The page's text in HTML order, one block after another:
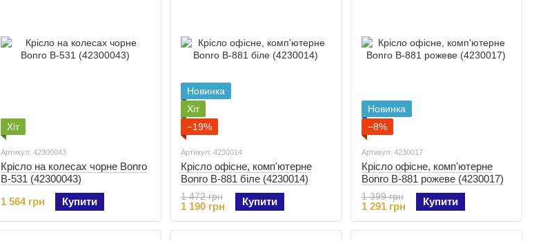
Хіт
Артикул: 42300043
Крісло на колесах чорне Bonro
B-531 (42300043)
1 564 грн
Купити
Новинка
Хіт
−19%
Артикул: 4230014
Крісло офісне, комп'ютерне
Bonro B-881 біле (4230014)
1 472 грн
1 190 грн Купити
Новинка
−8%
Артикул: 4230017
Крісло офісне, комп'ютерне
Bonro B-881 рожеве (4230017)
1 399 грн
1 291 грн Купити